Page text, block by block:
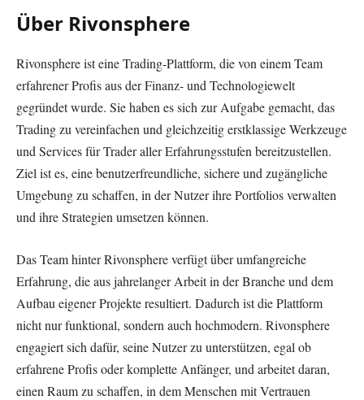
Über Rivonsphere
Rivonsphere ist eine Trading-Plattform, die von einem Team
erfahrener Profis aus der Finanz- und Technologiewelt
gegründet wurde. Sie haben es sich zur Aufgabe gemacht, das
Trading zu vereinfachen und gleichzeitig erstklassige Werkzeuge
und Services für Trader aller Erfahrungsstufen bereitzustellen.
Ziel ist es, eine benutzerfreundliche, sichere und zugängliche
Umgebung zu schaffen, in der Nutzer ihre Portfolios verwalten
und ihre Strategien umsetzen können.
Das Team hinter Rivonsphere verfügt über umfangreiche
Erfahrung, die aus jahrelanger Arbeit in der Branche und dem
Aufbau eigener Projekte resultiert. Dadurch ist die Plattform
nicht nur funktional, sondern auch hochmodern. Rivonsphere
engagiert sich dafür, seine Nutzer zu unterstützen, egal ob
erfahrene Profis oder komplette Anfänger, und arbeitet daran,
einen Raum zu schaffen, in dem Menschen mit Vertrauen